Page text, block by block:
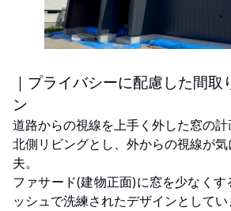
｜プライバシーに配慮した間取
ン
道路からの視線を上手く外した窓の計
北側リビングとし、外からの視線が
夫。
ファサード(建物正面)に窓を少なくす
ッシュで洗練されたデザインとしてい